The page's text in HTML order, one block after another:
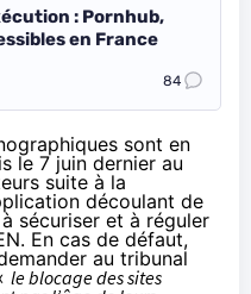
: Pornhub,
en France
84
sont en
le 7 juin dernier au
suite à la
découlant de
sécuriser et à réguler
En cas de défaut,
au tribunal
le blocage des sites